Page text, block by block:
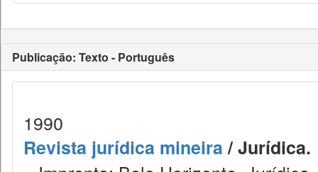
Publicação: Texto - Português
1990
Revista jurídica mineira/ Jurídica.